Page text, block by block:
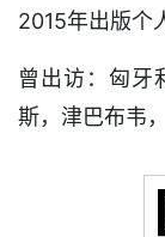
2015年出版个
曾出访：匈牙
斯，津巴布韦